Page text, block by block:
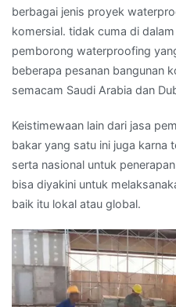
berbagai jenis proyek
komersial. tidak cuma di
pemborong waterproofing
beberapa pesanan bangunan
semacam Saudi Arabia dan
Keistimewaan lain dari jasa
bakar yang satu ini juga karna
serta nasional untuk
bisa diyakini untuk
baik itu lokal atau global.